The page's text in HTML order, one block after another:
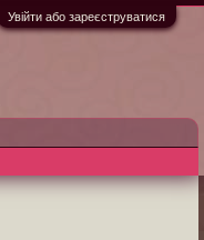
Увійти або зареєструватися